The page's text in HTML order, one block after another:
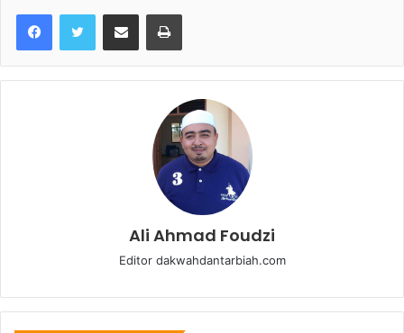
Share via Email Print
Ali Ahmad Foudzi
Editor dakwahdantarbiah.com